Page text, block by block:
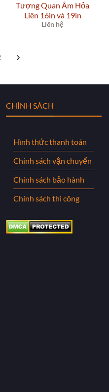
Tượng Quan Âm Hỏa
Liên 16in và 19in
Liên hệ
CHÍNH SÁCH
Hình thức thanh toán
Chính sách vận chuyển
Chính sách bảo hành
Chính sách thi công